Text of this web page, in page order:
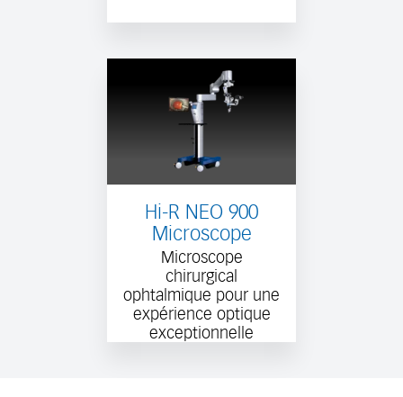
Hi-R NEO 900
Microscope
Microscope
chirurgical
ophtalmique pour une
expérience optique
exceptionnelle